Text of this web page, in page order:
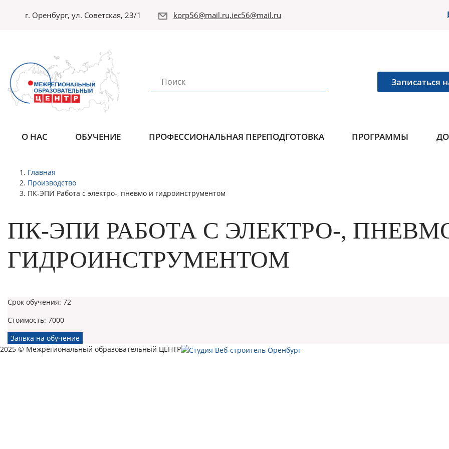
г. Оренбург, ул. Советская, 23/1 korp56@mail.ru,iec56@mail.ru
Записаться
О НАС ОБУЧЕНИЕ ПРОФЕССИОНАЛЬНАЯ ПЕРЕПОДГОТОВКА ПРОГРАММЫ
Главная
Производство
ПК-ЭПИ Работа с электро-, пневмо и гидроинструментом
ПК-ЭПИ РАБОТА С ЭЛЕКТРО-,
ГИДРОИНСТРУМЕНТОМ
Срок обучения: 72
Стоимость: 7000
Заявка на обучение
2025 © Межрегиональный образовательный ЦЕНТР